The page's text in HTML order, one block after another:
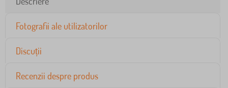
Fotografii ale utilizatorilor
Discuții
Recenzii despre produs